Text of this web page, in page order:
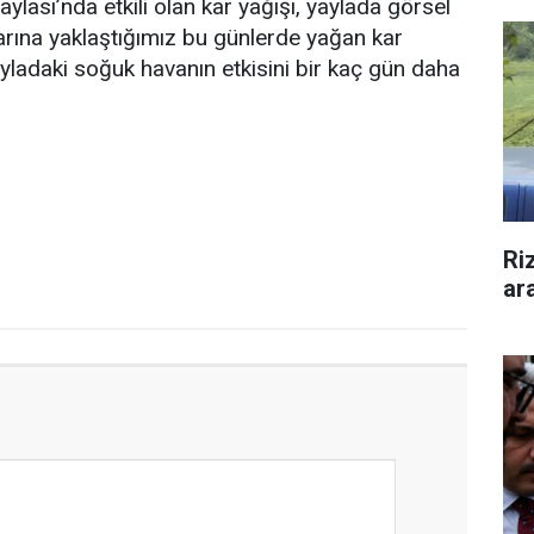
etkili olan kar yağışı, yaylada görsel
yaklaştığımız bu günlerde yağan kar
soğuk havanın etkisini bir kaç gün daha